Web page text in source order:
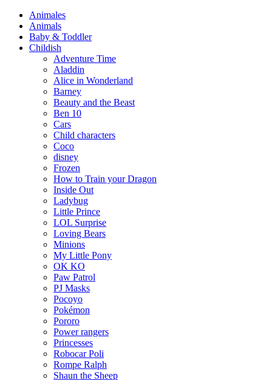
Animales
Animals
Baby & Toddler
Childish
Adventure Time
Aladdin
Alice in Wonderland
Barney
Beauty and the Beast
Ben 10
Cars
Child characters
Coco
disney
Frozen
How to Train your Dragon
Inside Out
Ladybug
Little Prince
LOL Surprise
Loving Bears
Minions
My Little Pony
OK KO
Paw Patrol
PJ Masks
Pocoyo
Pokémon
Pororo
Power rangers
Princesses
Robocar Poli
Rompe Ralph
Shaun the Sheep